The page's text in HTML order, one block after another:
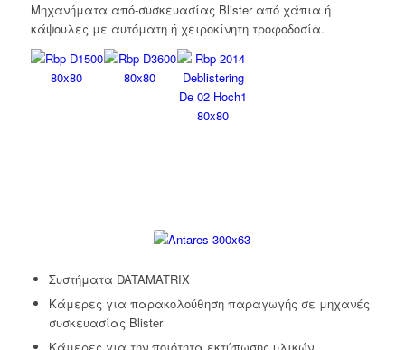
Μηχανήματα από-συσκευασίας Blister από χάπια ή
κάψουλες με αυτόματη ή χειροκίνητη τροφοδοσία.
Συστήματα DATAMATRIX
Κάμερες για παρακολούθηση παραγωγής σε μηχανές
συσκευασίας Blister